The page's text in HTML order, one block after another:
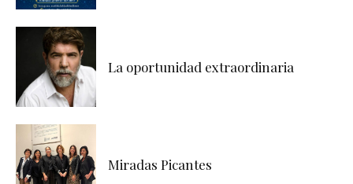
La oportunidad extraordinaria
Miradas Picantes